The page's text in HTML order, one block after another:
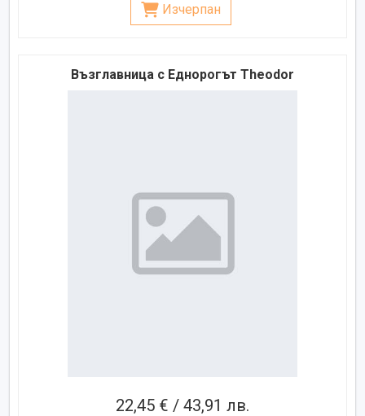
Изчерпан
Възглавница с Еднорогът Theodor
22,45 € / 43,91 лв.